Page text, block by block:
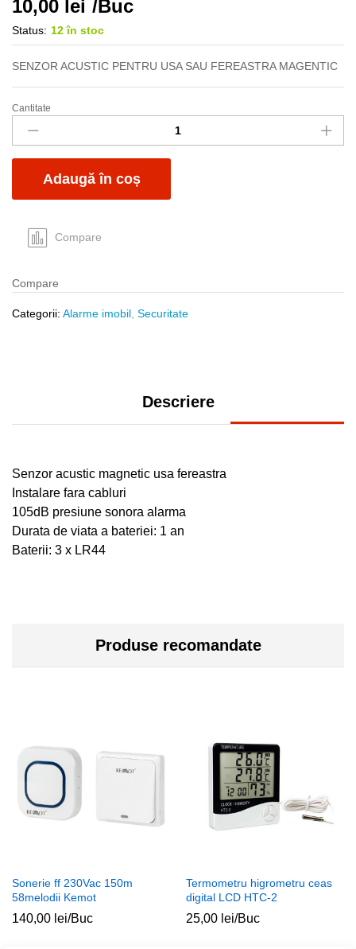
10,00 lei /Buc
Status: 12 în stoc
SENZOR ACUSTIC PENTRU USA SAU FEREASTRA MAGENTIC
Senzor
deschidere
usa
fereastra
quantity
Cantitate
Adaugă în coș
Compare
Compare
Categorii: Alarme imobil Securitate
Descriere
Senzor acustic magnetic usa fereastra
Instalare fara cabluri
105dB presiune sonora alarma
Durata de viata a bateriei: 1 an
Baterii: 3 x LR44
Produse recomandate
Sonerie ff 230Vac 150m
58melodii Kemot
140,00 lei/Buc
Termometru higrometru ceas
digital LCD HTC-2
25,00 lei/Buc